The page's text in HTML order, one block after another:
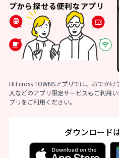
プから探せる便利なアプリ
HH cross TOWNSアプリでは、おでか
入などのアプリ限定サービスもご利用
プリをご利用ください。
ダウンロード